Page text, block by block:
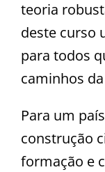
teoria
deste curso
para todos
caminhos
Para um
construção
formação e